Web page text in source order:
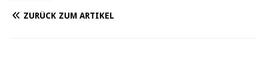
ZURÜCK ZUM ARTIKEL